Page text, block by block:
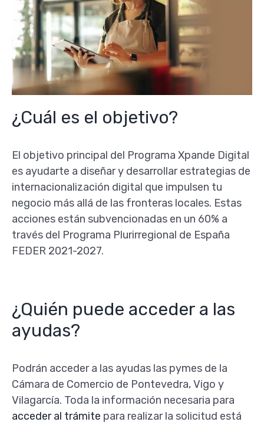
¿Cuál es el objetivo?
El objetivo principal del Programa Xpande Digital
es ayudarte a diseñar y desarrollar estrategias de
internacionalización digital que impulsen tu
negocio más allá de las fronteras locales. Estas
acciones están subvencionadas en un 60% a
través del Programa Plurirregional de España
FEDER 2021-2027.
¿Quién puede acceder a las
ayudas?
Podrán acceder a las ayudas las pymes de la
Cámara de Comercio de Pontevedra, Vigo y
Vilagarcía. Toda la información necesaria para
acceder al trámite para realizar la solicitud está